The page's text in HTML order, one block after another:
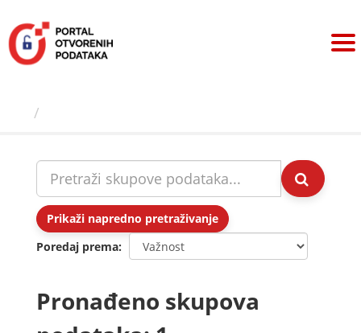
sadržaj
Prikaži napredno pretraživanje
Poredaj prema
Pronađeno skupova